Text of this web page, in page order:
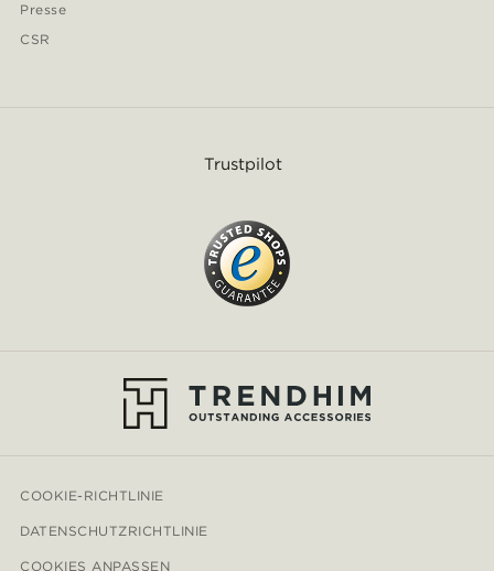
Presse
CSR
Trustpilot
COOKIE-RICHTLINIE
DATENSCHUTZRICHTLINIE
COOKIES ANPASSEN